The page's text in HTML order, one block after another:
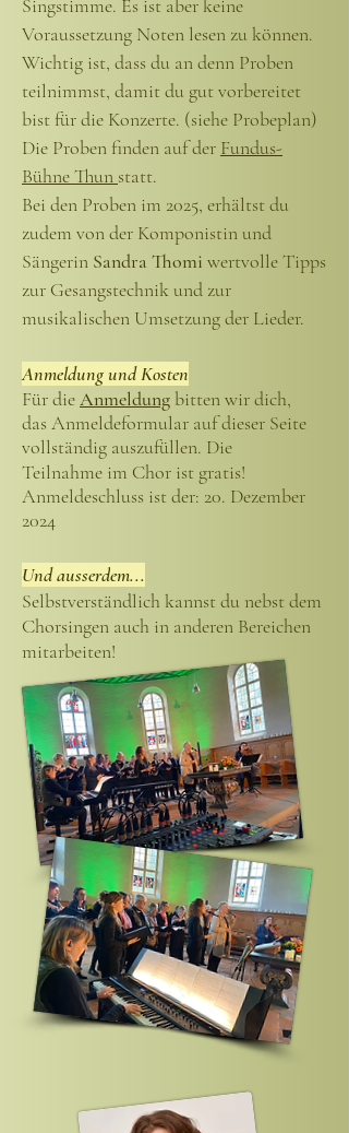
Singstimme. Es ist aber keine
Voraussetzung Noten lesen zu können.
Wichtig ist, dass du an denn Proben
teilnimmst, damit du gut vorbereitet
bist für die Konzerte. (siehe Probeplan)
Die Proben finden auf der Fundus-
Bühne Thun statt.
Bei den Proben im 2025, erhältst du
zudem von der Komponistin und
Sängerin Sandra Thomi wertvolle Tipps
zur Gesangstechnik und zur
musikalischen Umsetzung der Lieder.
Anmeldung undKosten
Für dieAnmeldung bitten wir dich,
das Anmeldeformular auf dieser Seite
vollständig auszufüllen. Die
Teilnahme im Chor ist gratis!
Anmeldeschluss ist der: 20. Dezember
2024
Und ausserdem...
Selbstverständlich kannst du nebst dem
Chorsingen auch in anderen Bereichen
mitarbeiten!